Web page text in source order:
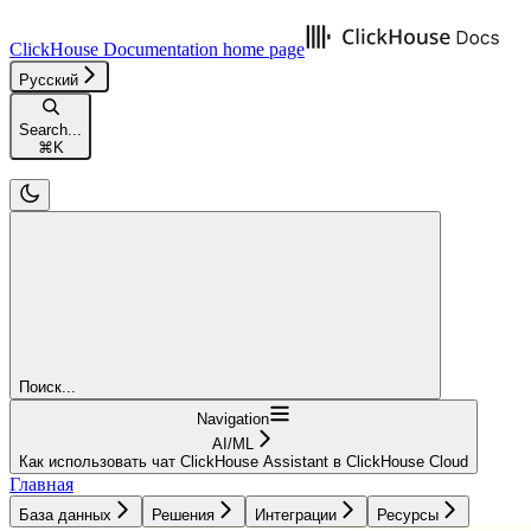
ClickHouse Documentation home page
Русский
Search...
⌘ K
Поиск...
Navigation
AI/ML
Как использовать чат ClickHouse Assistant в ClickHouse Cloud
Главная
База данных Решения Интеграции Ресурсы